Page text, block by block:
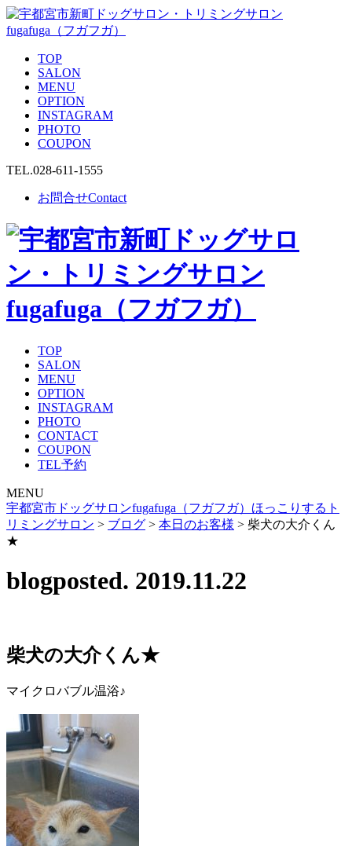
TOP
SALON
MENU
OPTION
INSTAGRAM
PHOTO
COUPON
TEL.028-611-1555
お問合せContact
TOP
SALON
MENU
OPTION
INSTAGRAM
PHOTO
CONTACT
COUPON
TEL予約
MENU
宇都宮市ドッグサロンfugafuga（フガフガ）ほっこりするト
リミングサロン > ブログ > 本日のお客様 > 柴犬の大介くん
★
blogposted. 2019.11.22
柴犬の大介くん★
マイクロバブル温浴♪